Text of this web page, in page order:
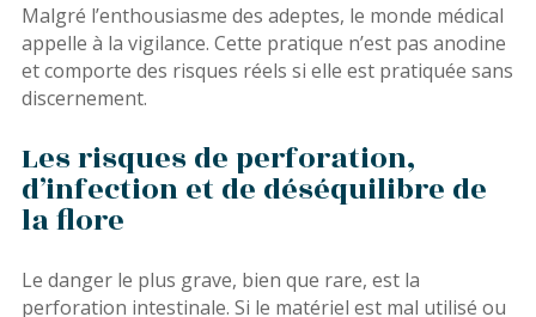
Malgré l’enthousiasme des adeptes, le monde médical
appelle à la vigilance. Cette pratique n’est pas anodine
et comporte des risques réels si elle est pratiquée sans
discernement.
Les risques de perforation,
d’infection et de déséquilibre de
la flore
Le danger le plus grave, bien que rare, est la
perforation intestinale. Si le matériel est mal utilisé ou